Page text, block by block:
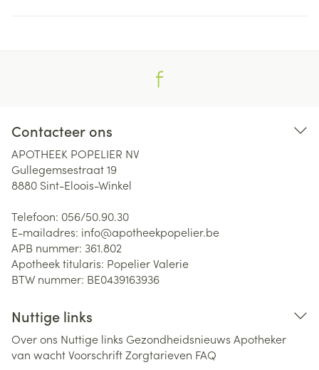
Contacteer ons
APOTHEEK POPELIER NV
Gullegemsestraat 19
8880 Sint-Eloois-Winkel
Telefoon: 056/50.90.30
E-mailadres: info@apotheekpopelier.be
APB nummer: 361.802
Apotheek titularis: Popelier Valerie
BTW nummer: BE0439163936
Nuttige links
Over ons Nuttige links Gezondheidsnieuws Apotheker
van wachtVoorschriftZorgtarieven FAQ